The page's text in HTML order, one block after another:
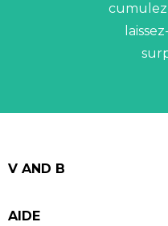
cumulez
V AND B
AIDE